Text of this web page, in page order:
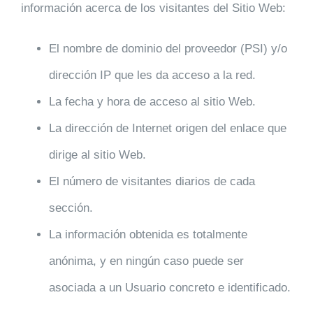
información acerca de los visitantes del Sitio Web:
El nombre de dominio del proveedor (PSI) y/o
dirección IP que les da acceso a la red.
La fecha y hora de acceso al sitio Web.
La dirección de Internet origen del enlace que
dirige al sitio Web.
El número de visitantes diarios de cada
sección.
La información obtenida es totalmente
anónima, y en ningún caso puede ser
asociada a un Usuario concreto e identificado.